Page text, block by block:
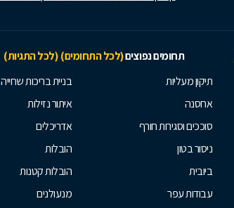
תחומים נפוצים(לכל התחומים) (לכל התגיות)
תיקון מעליות
אחסנה
סוככים וסגירות חורף
ניסור בטון
ביובית
עבודות עפר
בניית בריכות שחייה
איתור נזילות
אדריכלים
הובלות
הובלות קטנות
מנעולנים